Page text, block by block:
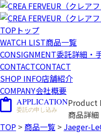
TOP トップ
WATCH LIST商品一覧
CONSIGNMENT委託詳細・
CONTACTCONTACT
SHOP INFO店舗紹介
COMPANY会社概要
APPLICATION
委託の申し込み
Product
商品詳細
TOP > 商品一覧 > Jaeger-